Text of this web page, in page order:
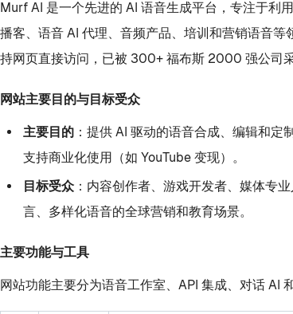
Murf AI 是一个先进的 AI 语音生成平台，专注于利
播客、语音 AI 代理、音频产品、培训和营销语音
持网页直接访问，已被 300+ 福布斯 2000 强公司
网站主要目的与目标受众
主要目的：提供 AI 驱动的语音合成、编辑和定
支持商业化使用（如 YouTube 变现）。
目标受众：内容创作者、游戏开发者、媒体专
言、多样化语音的全球营销和教育场景。
主要功能与工具
网站功能主要分为语音工作室、API 集成、对话 AI